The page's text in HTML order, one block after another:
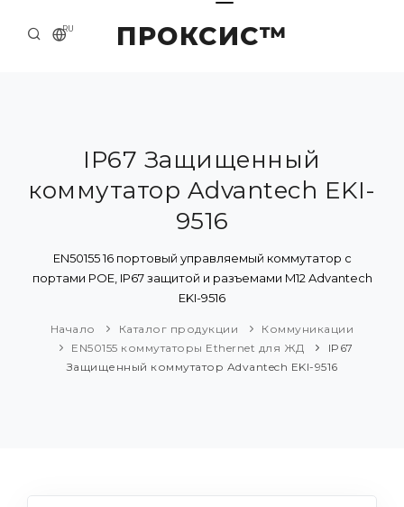
ПРОКСИС™
RU
О КОМПАНИИ
ПРИМЕРЫ И РЕШЕНИЯ
КАТАЛОГ ПРОДУКЦИИ
ПРЕСС-ЦЕНТР
IP67 Защищенный
коммутатор Advantech EKI-
9516
EN50155 16 портовый управляемый коммутатор с
портами POE, IP67 защитой и разъемами M12 Advantech
EKI-9516
Начало Каталог продукции
Коммуникации
EN50155 коммутаторы Ethernet для ЖД
IP67
Защищенный коммутатор Advantech EKI-9516